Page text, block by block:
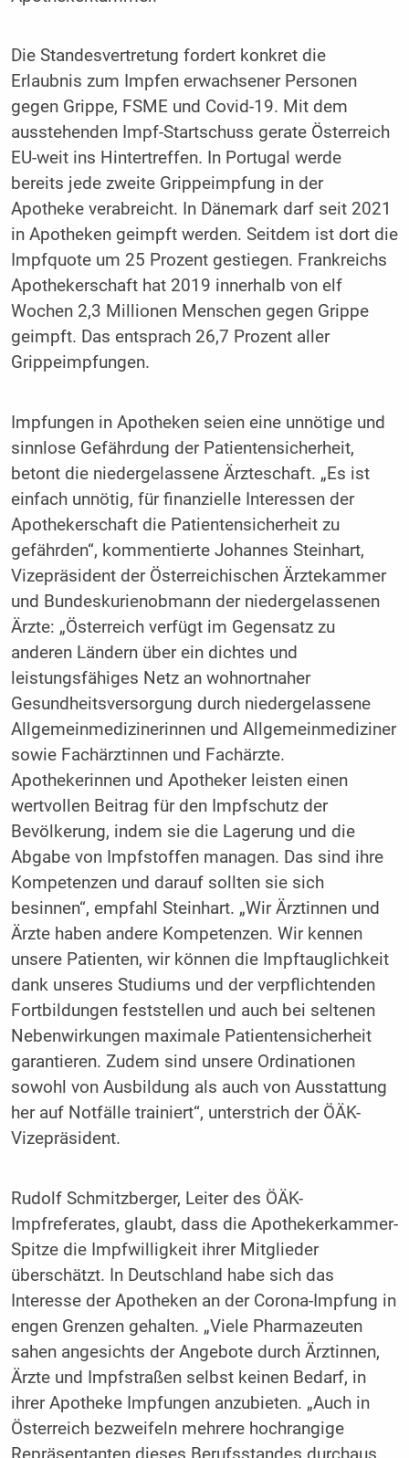
Die Standesvertretung fordert konkret die
Erlaubnis zum Impfen erwachsener Personen
gegen Grippe, FSME und Covid-19. Mit dem
ausstehenden Impf-Startschuss gerate Österreich
EU-weit ins Hintertreffen. In Portugal werde
bereits jede zweite Grippeimpfung in der
Apotheke verabreicht. In Dänemark darf seit 2021
in Apotheken geimpft werden. Seitdem ist dort die
Impfquote um 25 Prozent gestiegen. Frankreichs
Apothekerschaft hat 2019 innerhalb von elf
Wochen 2,3 Millionen Menschen gegen Grippe
geimpft. Das entsprach 26,7 Prozent aller
Grippeimpfungen.
Impfungen in Apotheken seien eine unnötige und
sinnlose Gefährdung der Patientensicherheit,
betont die niedergelassene Ärzteschaft. „Es ist
einfach unnötig, für finanzielle Interessen der
Apothekerschaft die Patientensicherheit zu
gefährden“, kommentierte Johannes Steinhart,
Vizepräsident der Österreichischen Ärztekammer
und Bundeskurienobmann der niedergelassenen
Ärzte: „Österreich verfügt im Gegensatz zu
anderen Ländern über ein dichtes und
leistungsfähiges Netz an wohnortnaher
Gesundheitsversorgung durch niedergelassene
Allgemeinmedizinerinnen und Allgemeinmediziner
sowie Fachärztinnen und Fachärzte.
Apothekerinnen und Apotheker leisten einen
wertvollen Beitrag für den Impfschutz der
Bevölkerung, indem sie die Lagerung und die
Abgabe von Impfstoffen managen. Das sind ihre
Kompetenzen und darauf sollten sie sich
besinnen“, empfahl Steinhart. „Wir Ärztinnen und
Ärzte haben andere Kompetenzen. Wir kennen
unsere Patienten, wir können die Impftauglichkeit
dank unseres Studiums und der verpflichtenden
Fortbildungen feststellen und auch bei seltenen
Nebenwirkungen maximale Patientensicherheit
garantieren. Zudem sind unsere Ordinationen
sowohl von Ausbildung als auch von Ausstattung
her auf Notfälle trainiert“, unterstrich der ÖÄK-
Vizepräsident.
Rudolf Schmitzberger, Leiter des ÖÄK-
Impfreferates, glaubt, dass die Apothekerkammer-
Spitze die Impfwilligkeit ihrer Mitglieder
überschätzt. In Deutschland habe sich das
Interesse der Apotheken an der Corona-Impfung in
engen Grenzen gehalten. „Viele Pharmazeuten
sahen angesichts der Angebote durch Ärztinnen,
Ärzte und Impfstraßen selbst keinen Bedarf, in
ihrer Apotheke Impfungen anzubieten. „Auch in
Österreich bezweifeln mehrere hochrangige
Repräsentanten dieses Berufsstandes durchaus,